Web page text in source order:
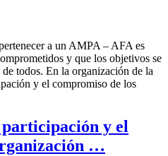
a un AMPA – AFA es
y que los objetivos se
todos. En la organización de la
y el compromiso de los
y el
…